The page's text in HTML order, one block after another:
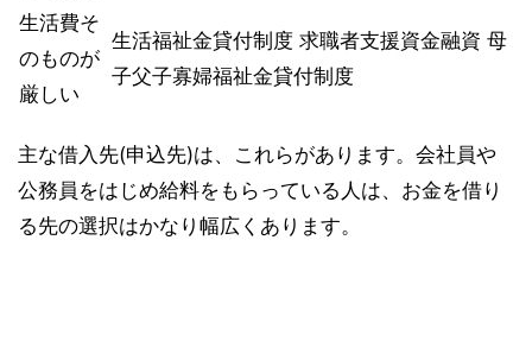
生活費そ
のものが
厳しい
生活福祉金貸付制度 求職者支援資金融資 母
子父子寡婦福祉金貸付制度
主な借入先(申込先)は、これらがあります。会社員や
公務員をはじめ給料をもらっている人は、お金を借り
る先の選択はかなり幅広くあります。